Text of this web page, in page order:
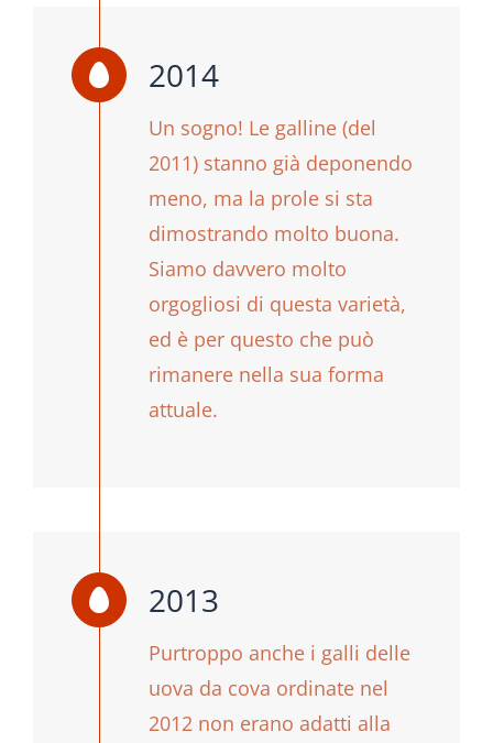
2014
Un sogno! Le galline (del
2011) stanno già deponendo
meno, ma la prole si sta
dimostrando molto buona.
Siamo davvero molto
orgogliosi di questa varietà,
ed è per questo che può
rimanere nella sua forma
attuale.
2013
Purtroppo anche i galli delle
uova da cova ordinate nel
2012 non erano adatti alla